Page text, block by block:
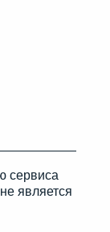
сервиса
является